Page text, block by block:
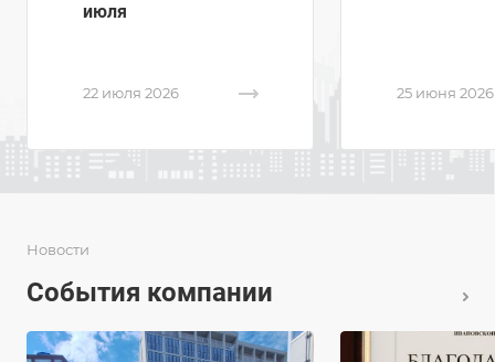
22 июля 2026
июля
25 июня 2026
Новости
События компании